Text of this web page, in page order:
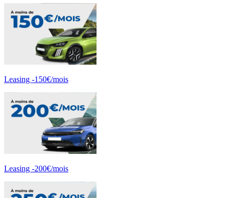
Leasing -150€/mois
Leasing -200€/mois